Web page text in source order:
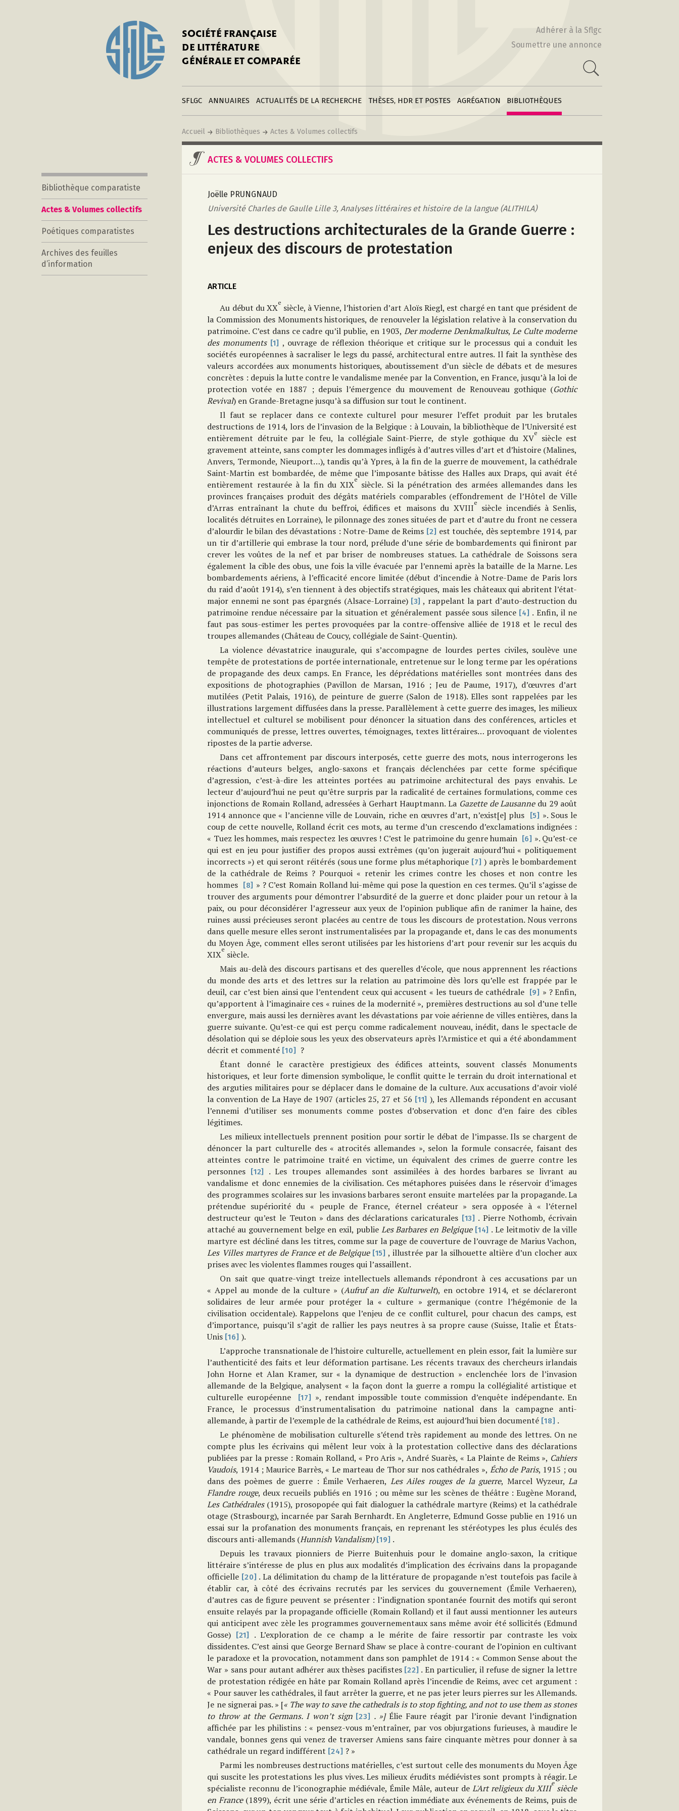
SOCIÉTÉ FRANÇAISE
DE LITTÉRATURE
GÉNÉRALE ET COMPARÉE
Adhérer à la Sflgc
Soumettre une annonce
SFLGC
Adhérer à la SFLGC
Publier sur ce site
LiensANNUAIRES
Créer une fiche
annuaire
Modifier sa fiche
annuaire
Créer une fiche
institutionACTUALITÉS DE LA RECHERCHE
Divers
Soumettre une
annonce
THÈSES, HDR ET POSTES
Postes AGRÉGATION
2006-2007 BIBLIOTHÈQUES
collectifs
Poétiques
feuilles
d’information
Accueil Bibliothèques Actes & Volumes collectifs
Bibliothèque comparatiste
Actes & Volumes collectifs
Poétiques comparatistes
Archives des feuilles
d’information
ACTES & VOLUMES COLLECTIFS
Joëlle PRUNGNAUD
Université Charles de Gaulle Lille 3, Analyses littéraires et histoire de la langue (ALITHILA)
Les destructions architecturales de la Grande Guerre :
enjeux des discours de protestation
ARTICLE
Au début du XXe siècle, à Vienne, l’historien d’art Aloïs Riegl, est chargé en tant que président de
la Commission des Monuments historiques, de renouveler la législation relative à la conservation du
patrimoine. C’est dans ce cadre qu’il publie, en 1903, Der moderne Denkmalkultus,Le Culte moderne
desmonuments [1] , ouvrage de réflexion théorique et critique sur le processus qui a conduit les
sociétés européennes à sacraliser le legs du passé, architectural entre autres. Il fait la synthèse des
valeurs accordées aux monuments historiques, aboutissement d’un siècle de débats et de mesures
concrètes : depuis la lutte contre le vandalisme menée par la Convention, en France, jusqu’à la loi de
protection votée en 1887 ; depuis l’émergence du mouvement de Renouveau gothique (Gothic
Revival) en Grande-Bretagne jusqu’à sa diffusion sur tout le continent.
Il faut se replacer dans ce contexte culturel pour mesurer l’effet produit par les brutales
destructions de 1914, lors de l’invasion de la Belgique : à Louvain, la bibliothèque de l’Université est
entièrement détruite par le feu, la collégiale Saint-Pierre, de style gothique du XVe
siècle est
gravement atteinte, sans compter les dommages infligés à d’autres villes d’art et d’histoire (Malines,
Anvers, Termonde, Nieuport…), tandis qu’à Ypres, à la fin de la guerre de mouvement, la cathédrale
Saint-Martin est bombardée, de même que l’imposante bâtisse des Halles aux Draps, qui avait été
entièrement restaurée à la fin du XIXe siècle. Si la pénétration des armées allemandes dans les
provinces françaises produit des dégâts matériels comparables (effondrement de l’Hôtel de Ville
d’Arras entraînant la chute du beffroi, édifices et maisons du XVIIIe
siècle incendiés à Senlis,
localités détruites en Lorraine), le pilonnage des zones situées de part et d’autre du front ne cessera
d’alourdir le bilan des dévastations : Notre-Dame de Reims [2] est touchée, dès septembre 1914, par
un tir d’artillerie qui embrase la tour nord, prélude d’une série de bombardements qui finiront par
crever les voûtes de la nef et par briser de nombreuses statues. La cathédrale de Soissons sera
également la cible des obus, une fois la ville évacuée par l’ennemi après la bataille de la Marne. Les
bombardements aériens, à l’efficacité encore limitée (début d’incendie à Notre-Dame de Paris lors
du raid d’août 1914), s’en tiennent à des objectifs stratégiques, mais les châteaux qui abritent l’état-
major ennemi ne sont pas épargnés (Alsace-Lorraine) [3] , rappelant la part d’auto-destruction du
patrimoine rendue nécessaire par la situation et généralement passée sous silence [4] . Enfin, il ne
faut pas sous-estimer les pertes provoquées par la contre-offensive alliée de 1918 et le recul des
troupes allemandes (Château de Coucy, collégiale de Saint-Quentin).
La violence dévastatrice inaugurale, qui s’accompagne de lourdes pertes civiles, soulève une
tempête de protestations de portée internationale, entretenue sur le long terme par les opérations
de propagande des deux camps. En France, les déprédations matérielles sont montrées dans des
expositions de photographies (Pavillon de Marsan, 1916 ; Jeu de Paume, 1917), d’œuvres d’art
mutilées (Petit Palais, 1916), de peinture de guerre (Salon de 1918). Elles sont rappelées par les
illustrations largement diffusées dans la presse. Parallèlement à cette guerre des images, les milieux
intellectuel et culturel se mobilisent pour dénoncer la situation dans des conférences, articles et
communiqués de presse, lettres ouvertes, témoignages, textes littéraires… provoquant de violentes
ripostes de la partie adverse.
Dans cet affrontement par discours interposés, cette guerre des mots, nous interrogerons les
réactions d’auteurs belges, anglo-saxons et français déclenchées par cette forme spécifique
d’agression, c’est-à-dire les atteintes portées au patrimoine architectural des pays envahis. Le
lecteur d’aujourd’hui ne peut qu’être surpris par la radicalité de certaines formulations, comme ces
injonctions de Romain Rolland, adressées à Gerhart Hauptmann. La Gazette de Lausannedu 29 août
1914 annonce que « l’ancienne ville de Louvain, riche en œuvres d’art, n’exist[e] plus
[5] ». Sous le
coup de cette nouvelle, Rolland écrit ces mots, au terme d’un crescendo d’exclamations indignées :
« Tuez les hommes, mais respectez les œuvres ! C’est le patrimoine du genre humain
[6] ». Qu’est-ce
qui est en jeu pour justifier des propos aussi extrêmes (qu’on jugerait aujourd’hui « politiquement
incorrects ») et qui seront réitérés (sous une forme plus métaphorique [7] ) après le bombardement
de la cathédrale de Reims ? Pourquoi « retenir les crimes contre les choses et non contre les
hommes
[8] » ? C’est Romain Rolland lui-même qui pose la question en ces termes. Qu’il s’agisse de
trouver des arguments pour démontrer l’absurdité de la guerre et donc plaider pour un retour à la
paix, ou pour déconsidérer l’agresseur aux yeux de l’opinion publique afin de ranimer la haine, des
ruines aussi précieuses seront placées au centre de tous les discours de protestation. Nous verrons
dans quelle mesure elles seront instrumentalisées par la propagande et, dans le cas des monuments
du Moyen Âge, comment elles seront utilisées par les historiens d’art pour revenir sur les acquis du
XIXe siècle.
Mais au-delà des discours partisans et des querelles d’école, que nous apprennent les réactions
du monde des arts et des lettres sur la relation au patrimoine dès lors qu’elle est frappée par le
deuil, car c’est bien ainsi que l’entendent ceux qui accusent « les tueurs de cathédrale
[9] » ? Enfin,
qu’apportent à l’imaginaire ces « ruines de la modernité », premières destructions au sol d’une telle
envergure, mais aussi les dernières avant les dévastations par voie aérienne de villes entières, dans la
guerre suivante. Qu’est-ce qui est perçu comme radicalement nouveau, inédit, dans le spectacle de
désolation qui se déploie sous les yeux des observateurs après l’Armistice et qui a été abondamment
décrit et commenté [10]
?
Étant donné le caractère prestigieux des édifices atteints, souvent classés Monuments
historiques, et leur forte dimension symbolique, le conflit quitte le terrain du droit international et
des arguties militaires pour se déplacer dans le domaine de la culture. Aux accusations d’avoir violé
la convention de La Haye de 1907 (articles 25, 27 et 56 [11] ), les Allemands répondent en accusant
l’ennemi d’utiliser ses monuments comme postes d’observation et donc d’en faire des cibles
légitimes.
Les milieux intellectuels prennent position pour sortir le débat de l’impasse. Ils se chargent de
dénoncer la part culturelle des « atrocités allemandes », selon la formule consacrée, faisant des
atteintes contre le patrimoine traité en victime, un équivalent des crimes de guerre contre les
personnes
[12]
. Les troupes allemandes sont assimilées à des hordes barbares se livrant au
vandalisme et donc ennemies de la civilisation. Ces métaphores puisées dans le réservoir d’images
des programmes scolaires sur les invasions barbares seront ensuite martelées par la propagande. La
prétendue supériorité du « peuple de France, éternel créateur » sera opposée à « l’éternel
destructeur qu’est le Teuton » dans des déclarations caricaturales [13] . Pierre Nothomb, écrivain
attaché au gouvernement belge en exil, publie Les Barbares enBelgique [14] . Le leitmotiv de la ville
martyre est décliné dans les titres, comme sur la page de couverture de l’ouvrage de Marius Vachon,
Les Villes martyres de France et deBelgique [15] , illustrée par la silhouette altière d’un clocher aux
prises avec les violentes flammes rouges qui l’assaillent.
On sait que quatre-vingt treize intellectuels allemands répondront à ces accusations par un
« Appel au monde de la culture » (Aufruf an die Kulturwelt), en octobre 1914, et se déclareront
solidaires de leur armée pour protéger la « culture » germanique (contre l’hégémonie de la
civilisation occidentale). Rappelons que l’enjeu de ce conflit culturel, pour chacun des camps, est
d’importance, puisqu’il s’agit de rallier les pays neutres à sa propre cause (Suisse, Italie et États-
Unis [16] ).
L’approche transnationale de l’histoire culturelle, actuellement en plein essor, fait la lumière sur
l’authenticité des faits et leur déformation partisane. Les récents travaux des chercheurs irlandais
John Horne et Alan Kramer, sur « la dynamique de destruction » enclenchée lors de l’invasion
allemande de la Belgique, analysent « la façon dont la guerre a rompu la collégialité artistique et
culturelle européenne
[17]
», rendant impossible toute commission d’enquête indépendante. En
France, le processus d’instrumentalisation du patrimoine national dans la campagne anti-
allemande, à partir de l’exemple de la cathédrale de Reims, est aujourd’hui bien documenté [18] .
Le phénomène de mobilisation culturelle s’étend très rapidement au monde des lettres. On ne
compte plus les écrivains qui mêlent leur voix à la protestation collective dans des déclarations
publiées par la presse : Romain Rolland, « Pro Aris », André Suarès, « La Plainte de Reims », Cahiers
Vaudois, 1914 ; Maurice Barrès, « Le marteau de Thor sur nos cathédrales », Écho de Paris, 1915 ; ou
dans des poèmes de guerre : Émile Verhaeren, Les Ailes rouges de la guerre, Marcel Wyzeur,La
Flandre rouge, deux recueils publiés en 1916 ; ou même sur les scènes de théâtre : Eugène Morand,
Les Cathédrales(1915), prosopopée qui fait dialoguer la cathédrale martyre (Reims) et la cathédrale
otage (Strasbourg), incarnée par Sarah Bernhardt. En Angleterre, Edmund Gosse publie en 1916 un
essai sur la profanation des monuments français, en reprenant les stéréotypes les plus éculés des
discours anti-allemands (Hunnish Vandalism) [19] .
Depuis les travaux pionniers de Pierre Buitenhuis pour le domaine anglo-saxon, la critique
littéraire s’intéresse de plus en plus aux modalités d’implication des écrivains dans la propagande
officielle [20] . La délimitation du champ de la littérature de propagande n’est toutefois pas facile à
établir car, à côté des écrivains recrutés par les services du gouvernement (Émile Verhaeren),
d’autres cas de figure peuvent se présenter : l’indignation spontanée fournit des motifs qui seront
ensuite relayés par la propagande officielle (Romain Rolland) et il faut aussi mentionner les auteurs
qui anticipent avec zèle les programmes gouvernementaux sans même avoir été sollicités (Edmund
Gosse)
[21]
. L’exploration de ce champ a le mérite de faire ressortir par contraste les voix
dissidentes. C’est ainsi que George Bernard Shaw se place à contre-courant de l’opinion en cultivant
le paradoxe et la provocation, notamment dans son pamphlet de 1914 : « Common Sense about the
War » sans pour autant adhérer aux thèses pacifistes [22] . En particulier, il refuse de signer la lettre
de protestation rédigée en hâte par Romain Rolland après l’incendie de Reims, avec cet argument :
« Pour sauver les cathédrales, il faut arrêter la guerre, et ne pas jeter leurs pierres sur les Allemands.
Je ne signerai pas. » [« The way to save the cathedrals is to stop fighting, and not to use them as stones
to throw at the Germans. I won’t sign [23] . »]Élie Faure réagit par l’ironie devant l’indignation
affichée par les philistins : « pensez-vous m’entraîner, par vos objurgations furieuses, à maudire le
vandale, bonnes gens qui venez de traverser Amiens sans faire cinquante mètres pour donner à sa
cathédrale un regard indifférent [24] ? »
Parmi les nombreuses destructions matérielles, c’est surtout celle des monuments du Moyen Âge
qui suscite les protestations les plus vives. Les milieux érudits médiévistes sont prompts à réagir. Le
spécialiste reconnu de l’iconographie médiévale, Émile Mâle, auteur deL'Art religieux du XIIIe siècle
en France(1899), écrit une série d’articles en réaction immédiate aux événements de Reims, puis de